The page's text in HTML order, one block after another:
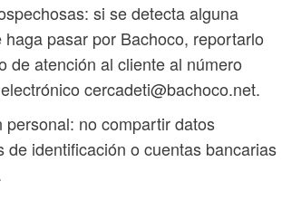
si se detecta alguna
pasar por Bachoco, reportarlo
de atención al cliente al número
cercadeti@bachoco.net.
no compartir datos
de identificación o cuentas bancarias